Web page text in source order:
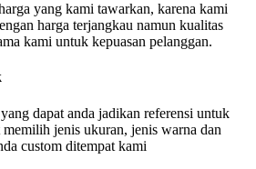
yang kami tawarkan, karena kami
harga terjangkau namun kualitas
kami untuk kepuasan pelanggan.
dapat anda jadikan referensi untuk
jenis ukuran, jenis warna dan
custom ditempat kami